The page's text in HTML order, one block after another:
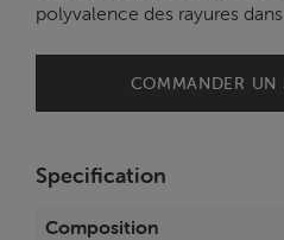
polyvalence des rayures
COMMANDER UN
Specification
Composition